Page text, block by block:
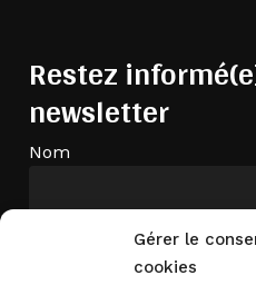
Gérer le
cookies
Restez
newsletter
Nom